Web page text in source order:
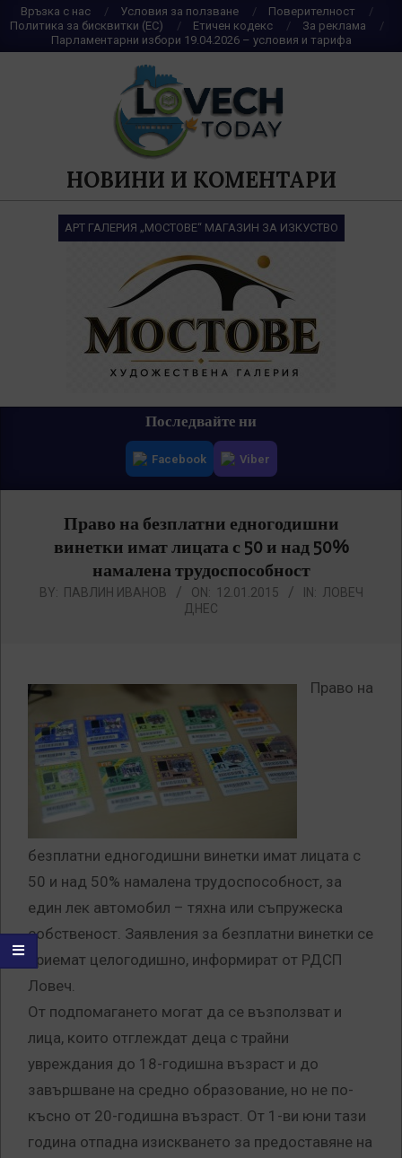
Skip
to
content
Връзка с нас Условия за ползване
Поверителност
Политика за бисквитки (ЕС)
Етичен кодекс
За реклама
Парламентарни избори 19.04.2026 – условия и тарифа
НОВИНИ И КОМЕНТАРИ
АРТ ГАЛЕРИЯ „МОСТОВЕ“ МАГАЗИН ЗА ИЗКУСТВО
Последвайте ни
Facebook Viber
Право на безплатни едногодишни
винетки имат лицата с 50 и над 50%
намалена трудоспособност
BY: ПАВЛИН ИВАНОВ ON: 12.01.2015 IN: ЛОВЕЧ
ДНЕС
Право на
безплатни едногодишни винетки имат лицата с
50 и над 50% намалена трудоспособност, за
един лек автомобил – тяхна или съпружеска
собственост. Заявления за безплатни винетки се
приемат целогодишно, информират от РДСП
Ловеч.
От подпомагането могат да се възползват и
лица, които отглеждат деца с трайни
увреждания до 18-годишна възраст и до
завършване на средно образование, но не по-
късно от 20-годишна възраст. От 1-ви юни тази
година отпадна изискването за предоставяне на